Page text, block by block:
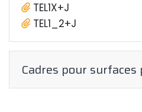
TEL1X+J
TEL1_2+J
Cadres pour surfaces